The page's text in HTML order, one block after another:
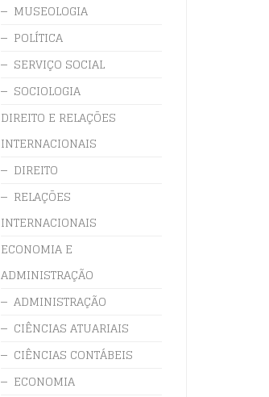
MUSEOLOGIA
POLÍTICA
SERVIÇO SOCIAL
SOCIOLOGIA
DIREITO E RELAÇÕES
INTERNACIONAIS
DIREITO
RELAÇÕES
INTERNACIONAIS
ECONOMIA E
ADMINISTRAÇÃO
ADMINISTRAÇÃO
CIÊNCIAS ATUARIAIS
CIÊNCIAS CONTÁBEIS
ECONOMIA